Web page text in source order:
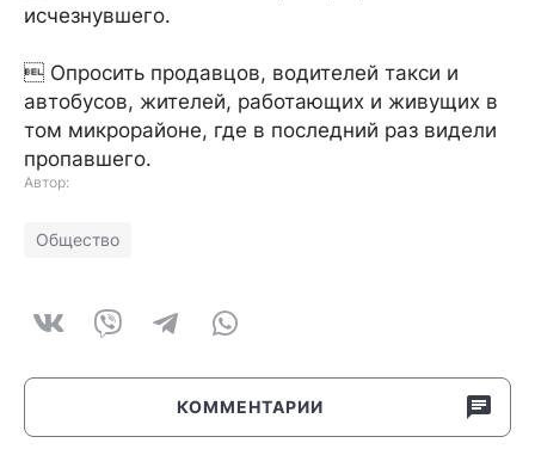
исчезнувшего.
 Опросить продавцов, водителей такси и
автобусов, жителей, работающих и живущих в
том микрорайоне, где в последний раз видели
пропавшего.
Автор:
Общество
КОММЕНТАРИИ